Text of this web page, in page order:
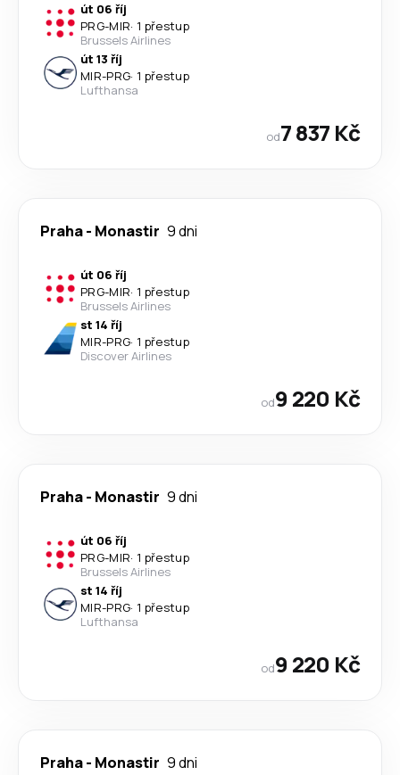
út 06 říj
PRG-MIR· 1 přestup
Brussels Airlines
út 13 říj
MIR-PRG· 1 přestup
Lufthansa
od7 837 Kč
Praha- Monastir 9 dni
út 06 říj
PRG-MIR· 1 přestup
Brussels Airlines
st 14 říj
MIR-PRG· 1 přestup
Discover Airlines
od9 220 Kč
Praha- Monastir 9 dni
út 06 říj
PRG-MIR· 1 přestup
Brussels Airlines
st 14 říj
MIR-PRG· 1 přestup
Lufthansa
od9 220 Kč
Praha- Monastir 9 dni